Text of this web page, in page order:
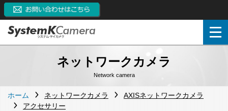
ネットワークカメラ
Network camera
ホーム ネットワークカメラ
AXISネットワークカメラ
アクセサリー